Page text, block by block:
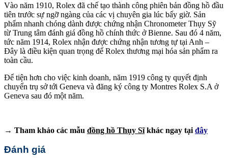
Vào năm 1910, Rolex đã chế tạo thành công phiên bản đồng hồ đầu
tiên trước sự ngỡ ngàng của các vị chuyên gia lúc bấy giờ. Sản
phẩm nhanh chóng dành được chứng nhận Chronometer Thụy Sỹ
từ Trung tâm đánh giá đồng hồ chính thức ở Bienne. Sau đó 4 năm,
tức năm 1914, Rolex nhận được chứng nhận tương tự tại Anh –
Đây là điều kiện quan trọng để Rolex thương mại hóa sản phẩm ra
toàn cầu.
Để tiện hơn cho việc kinh doanh, năm 1919 công ty quyết định
chuyển trụ sở tới Geneva và đăng ký công ty Montres Rolex S.A ở
Geneva sau đó một năm.
→ Tham khảo các mẫu đồng hồ Thụy Sĩkhác ngay tại đây
Đánh giá